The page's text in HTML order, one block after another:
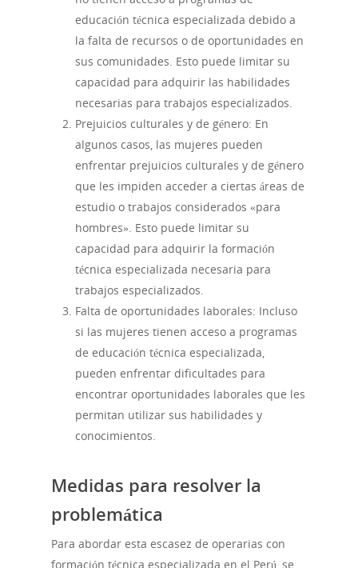
educación técnica especializada debido a
la falta de recursos o de oportunidades en
sus comunidades. Esto puede limitar su
capacidad para adquirir las habilidades
necesarias para trabajos especializados.
Prejuicios culturales y de género: En
algunos casos, las mujeres pueden
enfrentar prejuicios culturales y de género
que les impiden acceder a ciertas áreas de
estudio o trabajos considerados «para
hombres». Esto puede limitar su
capacidad para adquirir la formación
técnica especializada necesaria para
trabajos especializados.
Falta de oportunidades laborales: Incluso
si las mujeres tienen acceso a programas
de educación técnica especializada,
pueden enfrentar dificultades para
encontrar oportunidades laborales que les
permitan utilizar sus habilidades y
conocimientos.
Medidas para resolver la
problemática
Para abordar esta escasez de operarias con
formación técnica especializada en el Perú, se